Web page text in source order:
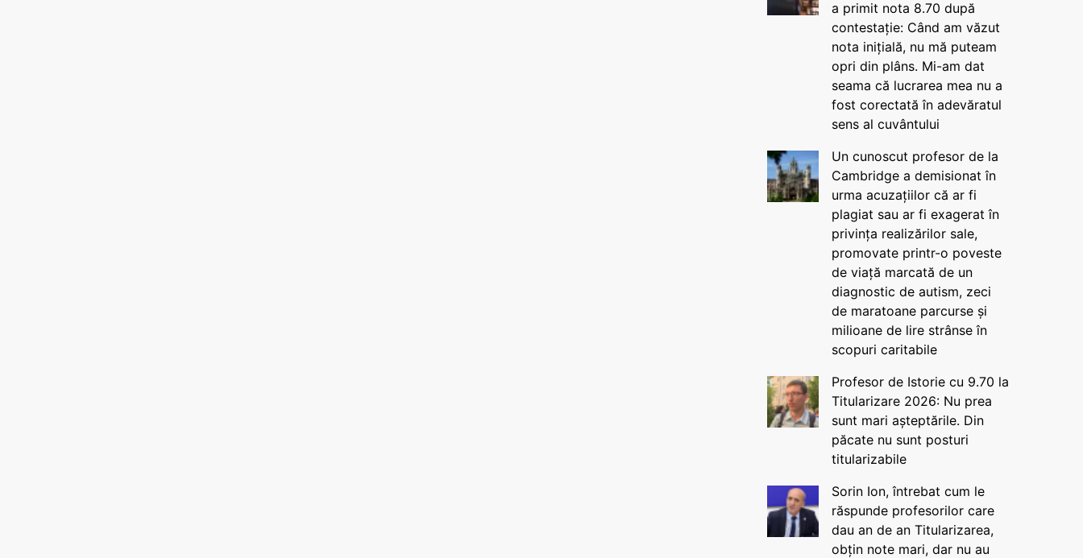
a primit nota 8.70 după
contestație: Când am văzut
nota inițială, nu mă puteam
opri din plâns. Mi-am dat
seama că lucrarea mea nu a
fost corectată în adevăratul
sens al cuvântului
Un cunoscut profesor de la
Cambridge a demisionat în
urma acuzațiilor că ar fi
plagiat sau ar fi exagerat în
privința realizărilor sale,
promovate printr-o poveste
de viață marcată de un
diagnostic de autism, zeci
de maratoane parcurse și
milioane de lire strânse în
scopuri caritabile
Profesor de Istorie cu 9.70 la
Titularizare 2026: Nu prea
sunt mari așteptările. Din
păcate nu sunt posturi
titularizabile
Sorin Ion, întrebat cum le
răspunde profesorilor care
dau an de an Titularizarea,
obțin note mari, dar nu au